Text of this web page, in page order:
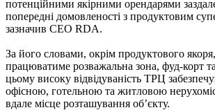
потенційними якірними орендарями
попередні домовленості з продуктовим
зазначив СЕО RDA.
За його словами, окрім продуктового
працюватиме розважальна зона, фуд-корт
цьому високу відвідуваність ТРЦ
офісною, готельною та житловою
вдале місце розташування об’єкту.